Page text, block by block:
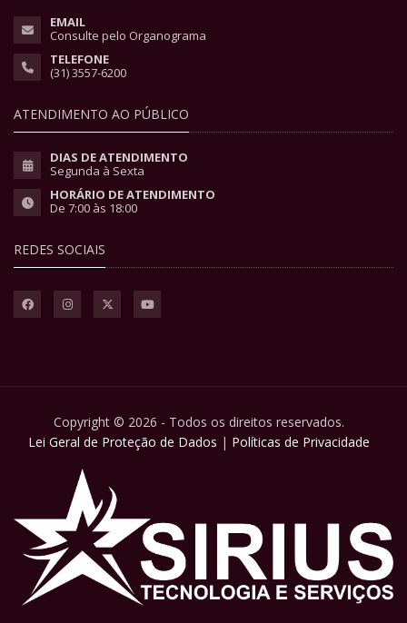
EMAIL
Consulte pelo Organograma
TELEFONE
(31) 3557-6200
ATENDIMENTO AO PÚBLICO
DIAS DE ATENDIMENTO
Segunda à Sexta
HORÁRIO DE ATENDIMENTO
De 7:00 às 18:00
REDES SOCIAIS
Copyright © 2026 - Todos os direitos reservados.
Lei Geral de Proteção de Dados | Políticas de Privacidade